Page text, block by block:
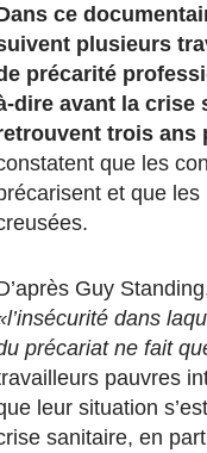
ce
plusieurs
précarité
dire avant la crise
trois ans
que les
et que
Guy
dans
précariat ne fait
pauvres
leur situation
sanitaire, en